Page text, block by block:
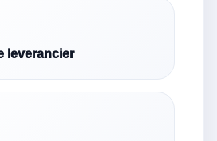
leverancier